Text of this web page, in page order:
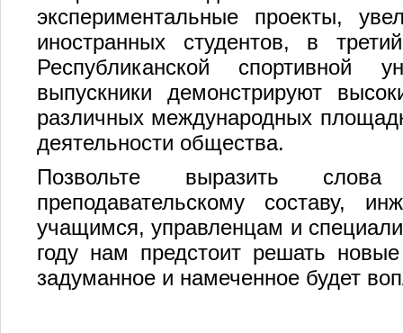
экспериментальные проекты,
иностранных студентов, в
Республиканской
выпускники демонстрируют
различных международных
деятельности общества.
Позвольте выразить слова
преподавательскому составу,
учащимся, управленцам и
году нам предстоит решать
задуманное и намеченное будет